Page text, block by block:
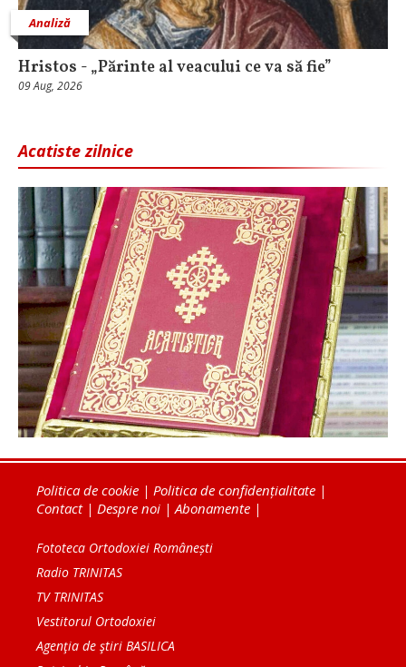
Analiză
Hristos - „Părinte al veacului ce va să fie”
09 Aug, 2026
Acatiste zilnice
Politica de cookie | Politica de confidențialitate |
Contact| Despre noi |Abonamente |
Fototeca Ortodoxiei Românești
Radio TRINITAS
TV TRINITAS
Vestitorul Ortodoxiei
Agenţia de ştiri BASILICA